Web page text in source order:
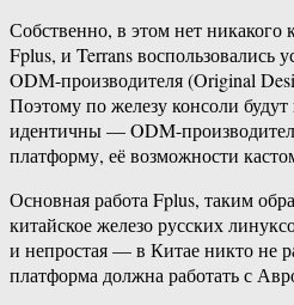
Собственно, в этом нет
Fplus, и Terrans воспользовались
ODM-производителя (Original
Поэтому по железу консоли
идентичны — ODM-
платформу, её возможности
Основная работа Fplus, таким
китайское железо русских
и непростая — в Китае никто не
платформа должна работать с